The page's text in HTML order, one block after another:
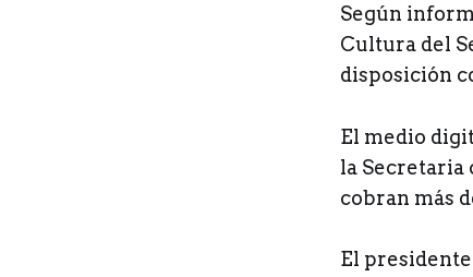
Según
Cultura del
disposición
El medio
la Secretaria
cobran más
El